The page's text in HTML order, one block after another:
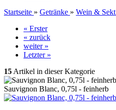
Startseite » Getränke » Wein & Sekt
« Erster
« zurück
weiter »
Letzter »
15 Artikel in dieser Kategorie
Sauvignon Blanc, 0,75l - feinherb